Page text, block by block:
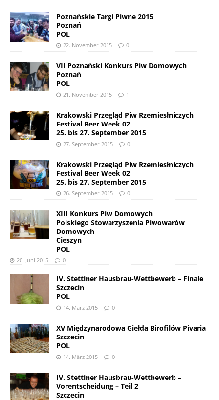
Poznańskie Targi Piwne 2015
Poznań
POL
22. November 2015 0
VII Poznański Konkurs Piw Domowych
Poznań
POL
21. November 2015 1
Krakowski Przegląd Piw Rzemiesłniczych
Festival Beer Week 02
25. bis 27. September 2015
27. September 2015 0
Krakowski Przegląd Piw Rzemiesłniczych
Festival Beer Week 02
25. bis 27. September 2015
26. September 2015 0
XIII Konkurs Piw Domowych
Polskiego Stowarzyszenia Piwowarów
Domowych
Cieszyn
POL
20. Juni 2015 0
IV. Stettiner Hausbrau-Wettbewerb – Finale
Szczecin
POL
14. März 2015 0
XV Międzynarodowa Giełda Birofilów Pivaria
Szczecin
POL
14. März 2015 0
IV. Stettiner Hausbrau-Wettbewerb –
Vorentscheidung – Teil 2
Szczecin